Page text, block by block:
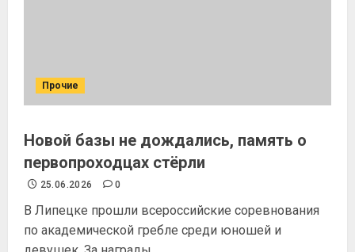
Прочие
Новой базы не дождались, память о
первопроходцах стёрли
25.06.2026 0
В Липецке прошли всероссийские соревнования
по академической гребле среди юношей и